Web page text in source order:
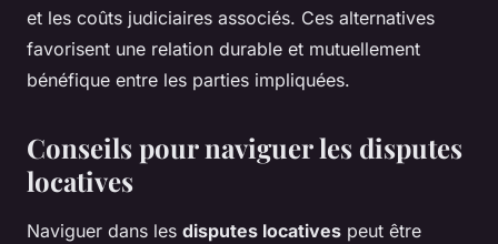
et les coûts judiciaires associés. Ces alternatives
favorisent une relation durable et mutuellement
bénéfique entre les parties impliquées.
Conseils pour naviguer les disputes
locatives
Naviguer dans les disputes locatives peut être